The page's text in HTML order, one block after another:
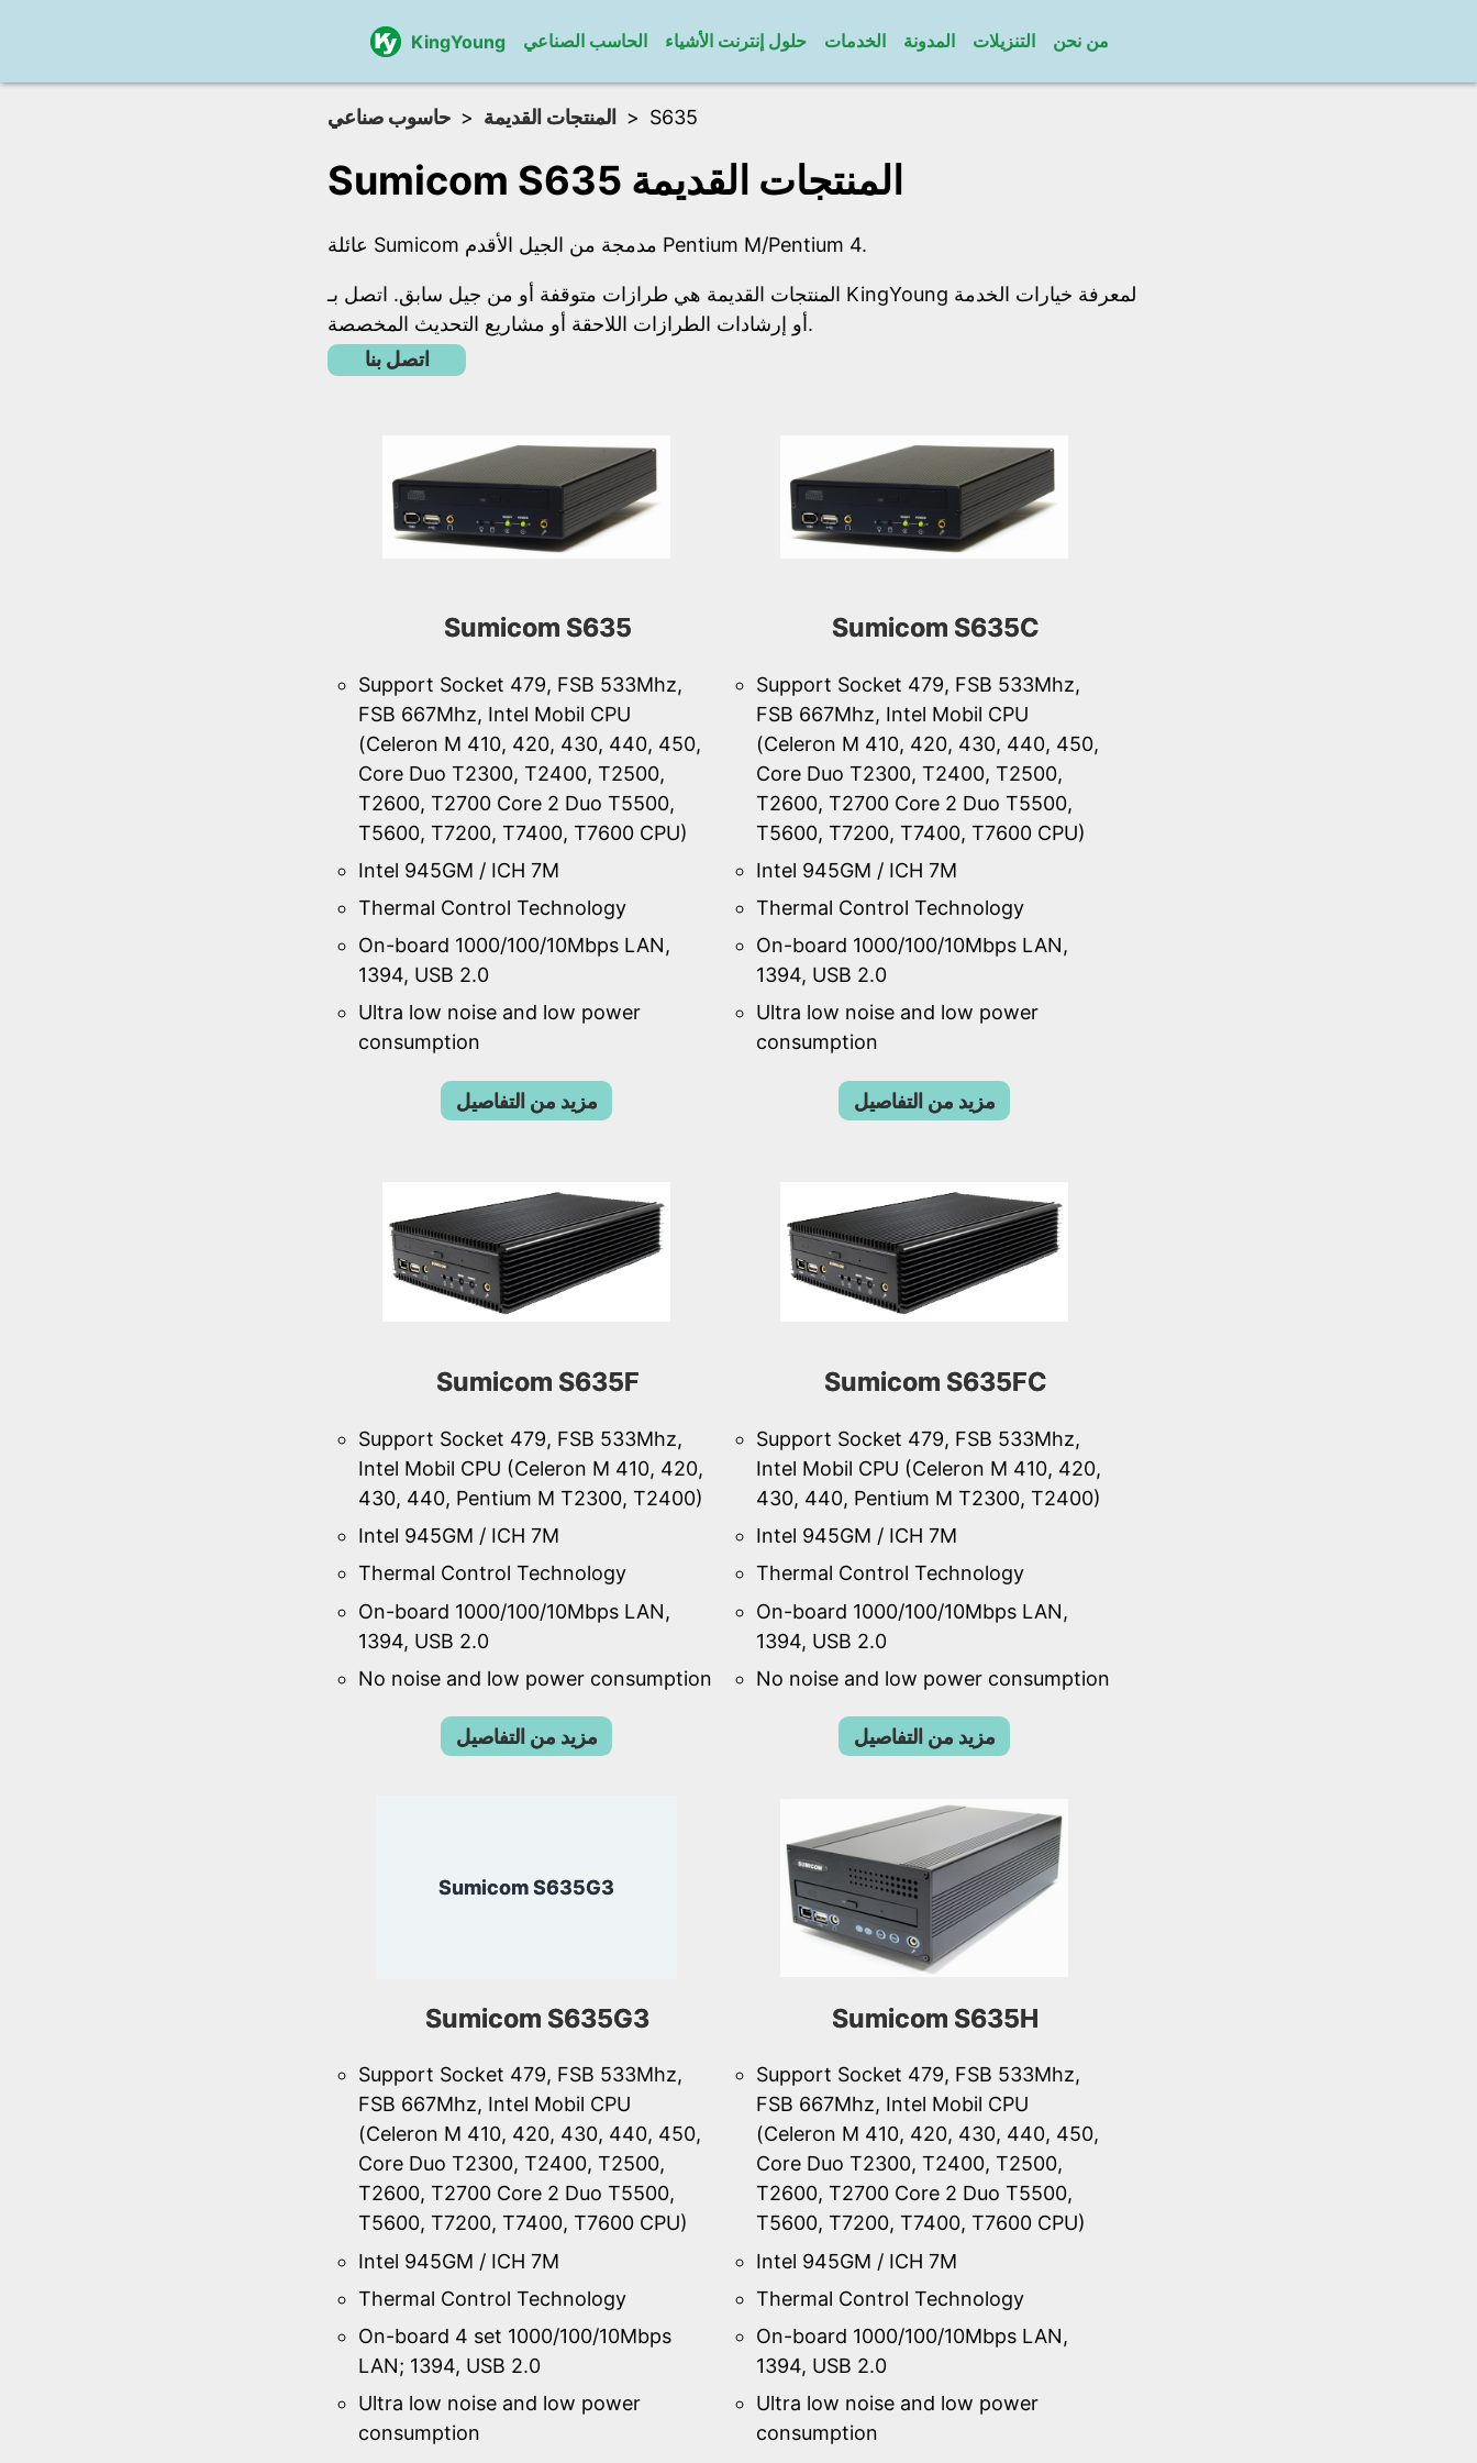
KingYoung الحاسب الصناعي حلول إنترنت الأشياء الخدمات المدونة التنزيلات من نحن
حاسوب صناعي المنتجات القديمة S635
Sumicom S635 المنتجات القديمة
عائلة Sumicom مدمجة من الجيل الأقدم Pentium M/Pentium 4.
المنتجات القديمة هي طرازات متوقفة أو من جيل سابق. اتصل بـ KingYoung لمعرفة خيارات الخدمة
أو إرشادات الطرازات اللاحقة أو مشاريع التحديث المخصصة.
اتصل بنا
Sumicom S635
Support Socket 479, FSB 533Mhz,
FSB 667Mhz, Intel Mobil CPU
(Celeron M 410, 420, 430, 440, 450,
Core Duo T2300, T2400, T2500,
T2600, T2700 Core 2 Duo T5500,
T5600, T7200, T7400, T7600 CPU)
Intel 945GM / ICH 7M
Thermal Control Technology
On-board 1000/100/10Mbps LAN,
1394, USB 2.0
Ultra low noise and low power
consumption
مزيد من التفاصيل
Sumicom S635C
Support Socket 479, FSB 533Mhz,
FSB 667Mhz, Intel Mobil CPU
(Celeron M 410, 420, 430, 440, 450,
Core Duo T2300, T2400, T2500,
T2600, T2700 Core 2 Duo T5500,
T5600, T7200, T7400, T7600 CPU)
Intel 945GM / ICH 7M
Thermal Control Technology
On-board 1000/100/10Mbps LAN,
1394, USB 2.0
Ultra low noise and low power
consumption
مزيد من التفاصيل
Sumicom S635F
Support Socket 479, FSB 533Mhz,
Intel Mobil CPU (Celeron M 410, 420,
430, 440, Pentium M T2300, T2400)
Intel 945GM / ICH 7M
Thermal Control Technology
On-board 1000/100/10Mbps LAN,
1394, USB 2.0
No noise and low power consumption
مزيد من التفاصيل
Sumicom S635FC
Support Socket 479, FSB 533Mhz,
Intel Mobil CPU (Celeron M 410, 420,
430, 440, Pentium M T2300, T2400)
Intel 945GM / ICH 7M
Thermal Control Technology
On-board 1000/100/10Mbps LAN,
1394, USB 2.0
No noise and low power consumption
مزيد من التفاصيل
Sumicom S635G3
Sumicom S635G3
Support Socket 479, FSB 533Mhz,
FSB 667Mhz, Intel Mobil CPU
(Celeron M 410, 420, 430, 440, 450,
Core Duo T2300, T2400, T2500,
T2600, T2700 Core 2 Duo T5500,
T5600, T7200, T7400, T7600 CPU)
Intel 945GM / ICH 7M
Thermal Control Technology
On-board 4 set 1000/100/10Mbps
LAN; 1394, USB 2.0
Ultra low noise and low power
consumption
Sumicom S635H
Support Socket 479, FSB 533Mhz,
FSB 667Mhz, Intel Mobil CPU
(Celeron M 410, 420, 430, 440, 450,
Core Duo T2300, T2400, T2500,
T2600, T2700 Core 2 Duo T5500,
T5600, T7200, T7400, T7600 CPU)
Intel 945GM / ICH 7M
Thermal Control Technology
On-board 1000/100/10Mbps LAN,
1394, USB 2.0
Ultra low noise and low power
consumption